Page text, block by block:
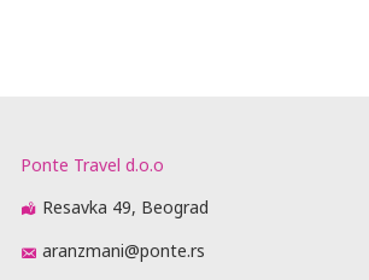
Ponte Travel d.o.o
Resavka 49, Beograd
aranzmani@ponte.rs